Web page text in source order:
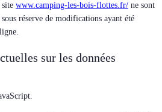
www.camping-les-bois-flottes.fr/ ne sont
réserve de modifications ayant été
sur les données